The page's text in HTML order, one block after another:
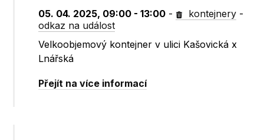
05. 04. 2025, 09:00 - 13:00 - kontejnery -
odkaz na událost
Velkoobjemový kontejner v ulici Kašovická x
Lnářská
Přejít na více informací